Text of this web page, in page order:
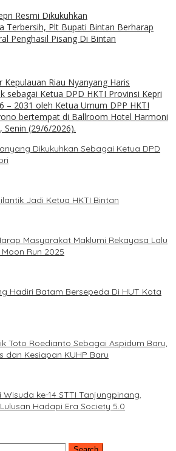
Resmi Dikukuhkan
Terbersih, Plt Bupati Bintan Berharap
Penghasil Pisang Di Bintan
Dikukuhkan Sebagai Ketua DPD
Jadi Ketua HKTI Bintan
Masyarakat Maklumi Rekayasa Lalu
Run 2025
Hadiri Batam Bersepeda Di HUT Kota
Toto Roedianto Sebagai Aspidum Baru,
dan Kesiapan KUHP Baru
ke-14 STTI Tanjungpinang,
Hadapi Era Society 5.0